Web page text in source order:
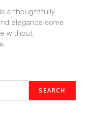
a thoughtfully
elegance come
without
SEARCH